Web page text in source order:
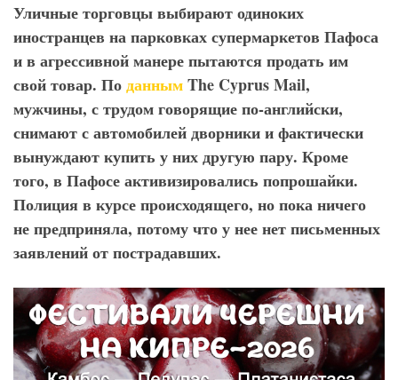
Уличные торговцы выбирают одиноких
иностранцев на парковках супермаркетов Пафоса
и в агрессивной манере пытаются продать им
свой товар. ПоданнымThe CyprusMail,
мужчины, с трудом говорящие по-английски,
снимают с автомобилей дворники и фактически
вынуждают купить у них другую пару. Кроме
того, в Пафосе активизировались попрошайки.
Полиция в курсе происходящего, но пока ничего
не предприняла, потому что у нее нет письменных
заявлений от пострадавших.